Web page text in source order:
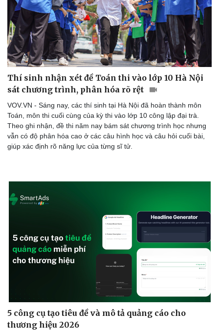
Cây thuốc
Làm đẹp - giảm cân
Phòng mạch online
Ăn sạch sống khỏe
Tình yêu - Gia đình
Thí sinh nhận xét đề Toán thi vào lớp 10 Hà Nội
sát chương trình, phân hóa rõ rệt
VOV.VN - Sáng nay, các thí sinh tại Hà Nội đã hoàn thành môn
Toán, môn thi cuối cùng của kỳ thi vào lớp 10 công lập đại trà.
Theo ghi nhận, đề thi năm nay bám sát chương trình học nhưng
vẫn có độ phân hóa cao ở các câu hình học và câu hỏi cuối bài,
giúp xác định rõ năng lực của từng sĩ tử.
5 công cụ tạo tiêu đề và mô tả quảng cáo cho
thương hiệu 2026